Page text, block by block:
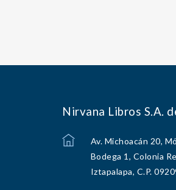
Nirvana Libros S.A.
Av. Michoacán 20,
Bodega 1, Colonia
Iztapalapa, C.P.